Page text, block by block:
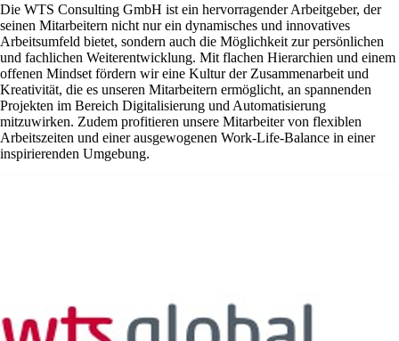
Die WTS Consulting GmbH ist ein hervorragender Arbeitgeber, der
seinen Mitarbeitern nicht nur ein dynamisches und innovatives
Arbeitsumfeld bietet, sondern auch die Möglichkeit zur persönlichen
und fachlichen Weiterentwicklung. Mit flachen Hierarchien und einem
offenen Mindset fördern wir eine Kultur der Zusammenarbeit und
Kreativität, die es unseren Mitarbeitern ermöglicht, an spannenden
Projekten im Bereich Digitalisierung und Automatisierung
mitzuwirken. Zudem profitieren unsere Mitarbeiter von flexiblen
Arbeitszeiten und einer ausgewogenen Work-Life-Balance in einer
inspirierenden Umgebung.